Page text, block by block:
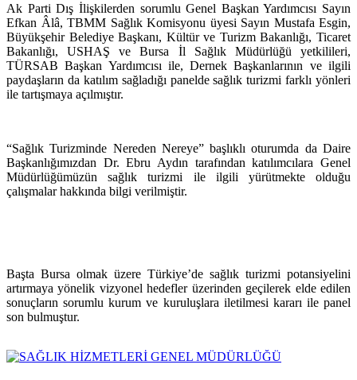
Ak Parti Dış İlişkilerden sorumlu Genel Başkan Yardımcısı Sayın
Efkan Âlâ, TBMM Sağlık Komisyonu üyesi Sayın Mustafa Esgin,
Büyükşehir Belediye Başkanı, Kültür ve Turizm Bakanlığı, Ticaret
Bakanlığı, USHAŞ ve Bursa İl Sağlık Müdürlüğü yetkilileri,
TÜRSAB Başkan Yardımcısı ile, Dernek Başkanlarının ve ilgili
paydaşların da katılım sağladığı panelde sağlık turizmi farklı yönleri
ile tartışmaya açılmıştır.
“Sağlık Turizminde Nereden Nereye” başlıklı oturumda da Daire
Başkanlığımızdan Dr. Ebru Aydın tarafından katılımcılara Genel
Müdürlüğümüzün sağlık turizmi ile ilgili yürütmekte olduğu
çalışmalar hakkında bilgi verilmiştir.
Başta Bursa olmak üzere Türkiye’de sağlık turizmi potansiyelini
artırmaya yönelik vizyonel hedefler üzerinden geçilerek elde edilen
sonuçların sorumlu kurum ve kuruluşlara iletilmesi kararı ile panel
son bulmuştur.